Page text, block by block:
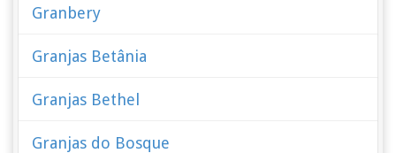
Granbery
Granjas Betânia
Granjas Bethel
Granjas do Bosque